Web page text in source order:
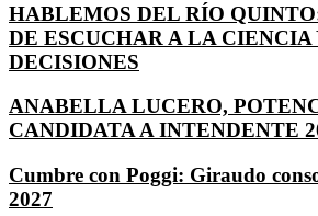
HABLEMOS DEL RÍO
DE ESCUCHAR A LA CIENCIA
DECISIONES
ANABELLA LUCERO,
CANDIDATA A INTENDENTE
Cumbre con Poggi: Giraudo
2027